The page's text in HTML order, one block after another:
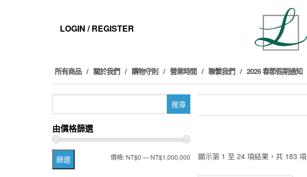
LOGIN / REGISTER
所有商品 關於我們 購物守則 營業時間 聯繫我們 2026 春節假期通知
鍵
字:
由價格篩選
最最
篩選 價格: NT$0—NT$1,000,000 顯示第 1 至 24 項結果，共 183 項